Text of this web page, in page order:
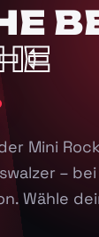
Mini
– bei
Wähle